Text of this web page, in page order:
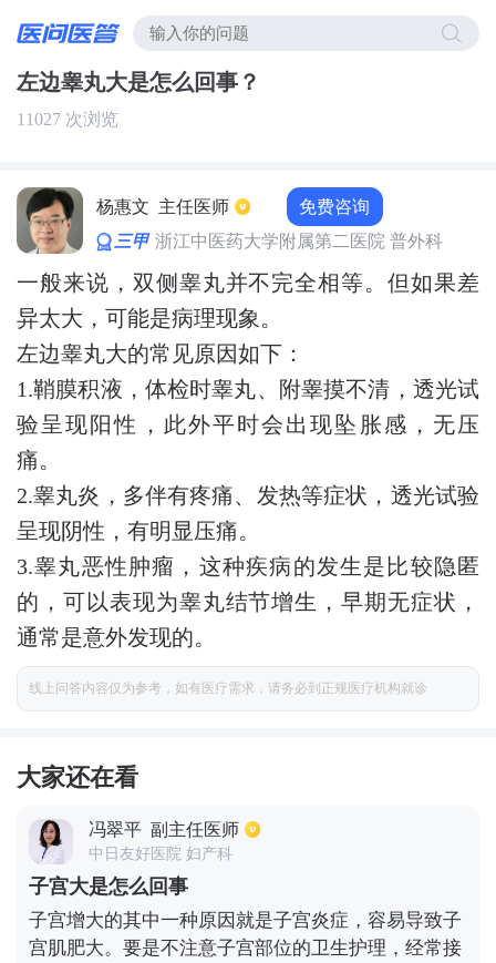
左边睾丸大是怎么回事？
11027 次浏览
杨惠文 主任医师 免费咨询
三甲 浙江中医药大学附属第二医院 普外科
一般来说，双侧睾丸并不完全相等。但如果差
异太大，可能是病理现象。
左边睾丸大的常见原因如下：
1.鞘膜积液，体检时睾丸、附睾摸不清，透光试
验呈现阳性，此外平时会出现坠胀感，无压
痛。
2.睾丸炎，多伴有疼痛、发热等症状，透光试验
呈现阴性，有明显压痛。
3.睾丸恶性肿瘤，这种疾病的发生是比较隐匿
的，可以表现为睾丸结节增生，早期无症状，
通常是意外发现的。
线上问答内容仅为参考，如有医疗需求，请务必到正规医疗机构就诊
大家还在看
冯翠平 副主任医师
中日友好医院 妇产科
子宫大是怎么回事
子宫增大的其中一种原因就是子宫炎症，容易导致子
宫肌肥大。要是不注意子宫部位的卫生护理，经常接